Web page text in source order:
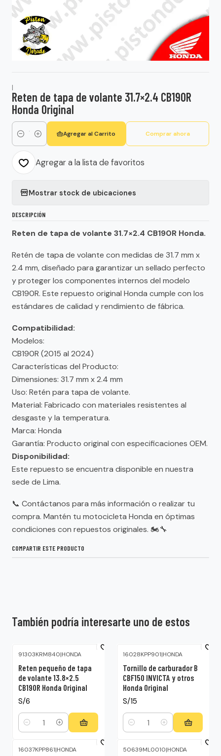
|
Reten de tapa de volante 31.7×2.4 CB190R
Honda Original
Cantidad
Agregar al Carrito Comprar ahora
Agregar a la lista de favoritos
Mostrar stock de ubicaciones
DESCRIPCIÓN
Reten de tapa de volante 31.7×2.4 CB190R Honda.
Retén de tapa de volante con medidas de 31.7 mm x
2.4 mm, diseñado para garantizar un sellado perfecto
y proteger los componentes internos del modelo
CB190R. Este repuesto original Honda cumple con los
estándares de calidad y rendimiento de fábrica.
Compatibilidad:
Modelos:
CB190R (2015 al 2024)
Características del Producto:
Dimensiones: 31.7 mm x 2.4 mm
Uso: Retén para tapa de volante.
Material: Fabricado con materiales resistentes al
desgaste y la temperatura.
Marca: Honda
Garantía: Producto original con especificaciones OEM.
Disponibilidad:
Este repuesto se encuentra disponible en nuestra
sede de Lima.
📞 Contáctanos para más información o realizar tu
compra. Mantén tu motocicleta Honda en óptimas
condiciones con repuestos originales. 🏍🔧
COMPARTIR ESTE PRODUCTO
También podría interesarte uno de estos
91303KRM840|HONDA
Reten pequeño de tapa
de volante 13.8×2.5
CB190R Honda Original
S/6
Cantidad
16028KPP901|HONDA
Tornillo de carburador B
CBF150 INVICTA y otros
Honda Original
S/15
Cantidad
16037KPP861|HONDA 50639ML0010|HONDA